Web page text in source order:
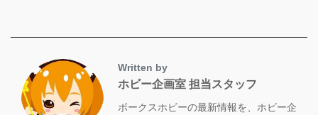
Written by
ホビー企画室 担当スタッフ
ボークスホビーの最新情報を、ホビー企